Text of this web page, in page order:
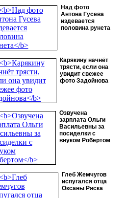
Над фото
Антона Гусева
издевается
половина рунета
Карякину начнёт
трясти, если она
увидит свежее
фото Задойнова
Озвучена
зарплата Ольги
Васильевны за
посиделки с
внуком Робертом
Глеб Жемчугов
испугался отца
Оксаны Ряска